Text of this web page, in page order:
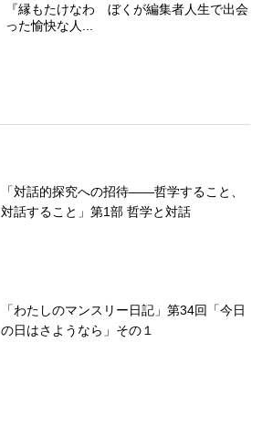
『縁もたけなわ ぼくが編集者人生で出会
った愉快な人...
「対話的探究への招待――哲学すること、
対話すること」第1部 哲学と対話
「わたしのマンスリー日記」第34回「今日
の日はさようなら」その１